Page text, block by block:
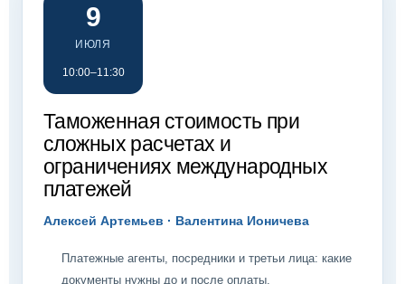
9
ИЮЛЯ
10:00–11:30
Таможенная стоимость при
сложных расчетах и
ограничениях международных
платежей
Алексей Артемьев · Валентина Ионичева
Платежные агенты, посредники и третьи лица: какие
документы нужны до и после оплаты.